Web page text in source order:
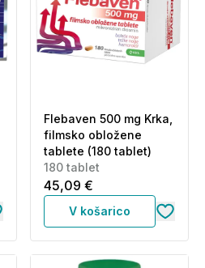
Flebaven 500 mg Krka,
filmsko obložene
tablete (180 tablet)
180 tablet
45,09 €
V košarico